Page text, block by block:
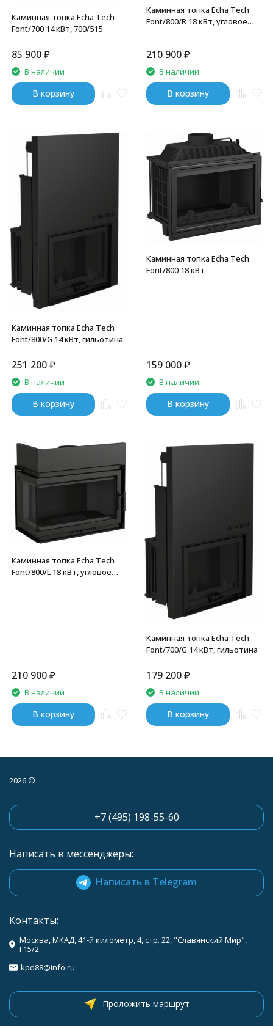
Каминная топка Echa Tech
Font/700 14 кВт, 700/515
85 900₽
В наличии
В корзину
Каминная топка Echa Tech
Font/800/R 18 кВт, угловое
210 900₽
В наличии
В корзину
Каминная топка Echa Tech
Font/800/G 14 кВт, гильотина
251 200₽
В наличии
В корзину
Каминная топка Echa Tech
Font/800 18 кВт
159 000₽
В наличии
В корзину
Каминная топка Echa Tech
Font/800/L 18 кВт, угловое
210 900₽
В наличии
В корзину
Каминная топка Echa Tech
Font/700/G 14 кВт, гильотина
179 200₽
В наличии
В корзину
2026 ©
+7 (495) 198-55-60
Написать в мессенджеры:
Написать в Telegram
Контакты:
Москва, МКАД, 41-й километр, 4, стр. 22, "Славянский Мир",
Г15/2
kpd88@info.ru
Проложить маршрут